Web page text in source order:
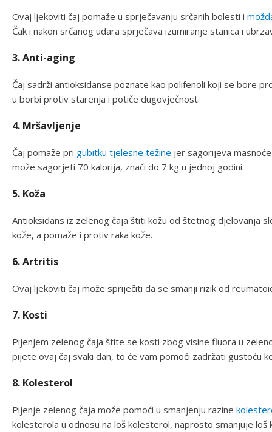
Ovaj ljekoviti čaj pomaže u sprječavanju srčanih bolesti i
Čak i nakon srčanog udara sprječava izumiranje stanica i
3. Anti-aging
Čaj sadrži antioksidanse poznate kao polifenoli koji se bore
u borbi protiv starenja i potiče dugovječnost.
4. Mršavljenje
Čaj pomaže pri gubitku tjelesne težine jer sagorijeva
može sagorjeti 70 kalorija, znači do 7 kg u jednoj godini.
5. Koža
Antioksidans iz zelenog čaja štiti kožu od štetnog djelovanja
kože, a pomaže i protiv raka kože.
6. Artritis
Ovaj ljekoviti čaj može spriječiti da se smanji rizik od
7. Kosti
Pijenjem zelenog čaja štite se kosti zbog visine fluora u
pijete ovaj čaj svaki dan, to će vam pomoći zadržati gustoću
8. Kolesterol
Pijenje zelenog čaja može pomoći u smanjenju razine
kolesterola u odnosu na loš kolesterol, naprosto smanjuje loš